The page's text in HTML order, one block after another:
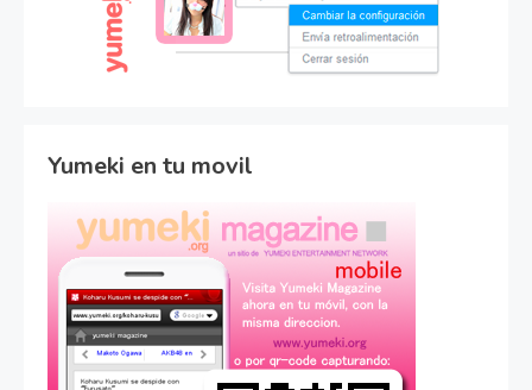
Yumeki en tu movil